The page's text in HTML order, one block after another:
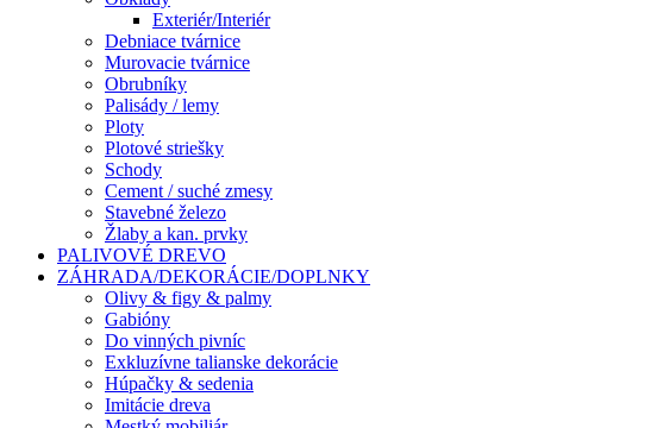
Exteriér/Interiér
Debniace tvárnice
Murovacie tvárnice
Obrubníky
Palisády / lemy
Ploty
Plotové striešky
Schody
Cement / suché zmesy
Stavebné železo
Žlaby a kan. prvky
PALIVOVÉ DREVO
ZÁHRADA/DEKORÁCIE/DOPLNKY
Olivy & figy & palmy
Gabióny
Do vinných pivníc
Exkluzívne talianske dekorácie
Húpačky & sedenia
Imitácie dreva